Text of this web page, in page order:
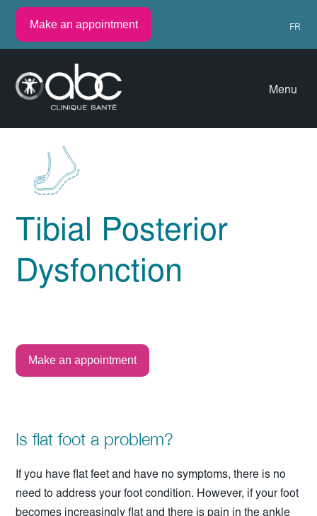
Make an appointment FR
Menu
Tibial Posterior
Dysfonction
Make an appointment
Is flat foot a problem?
If you have flat feet and have no symptoms, there is no
need to address your foot condition. However, if your foot
becomes increasingly flat and there is pain in the ankle